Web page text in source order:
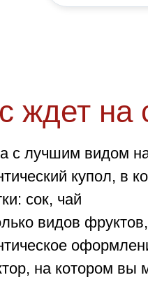
ждет на
с лучшим видом
купол, в
сок, чай
видов
на котором вы